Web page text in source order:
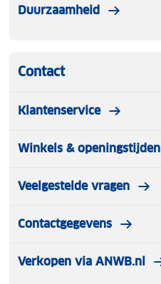
Duurzaamheid
Contact
Klantenservice
Winkels & openingstijden
Veelgestelde vragen
Contactgegevens
Verkopen via ANWB.nl